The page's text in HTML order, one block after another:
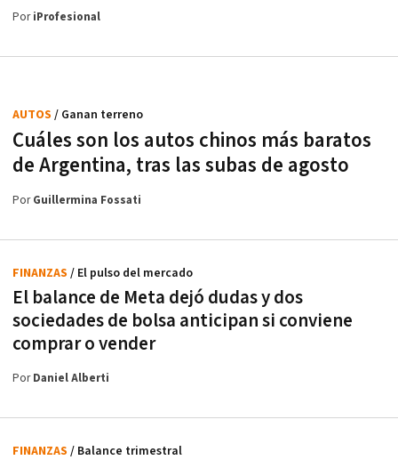
PoriProfesional
Cuáles son los autos chinos más baratos
de Argentina, tras las subas de agosto
AUTOS / Ganan terreno
PorGuillermina Fossati
El balance de Meta dejó dudas y dos
sociedades de bolsa anticipan si conviene
comprar o vender
FINANZAS / El pulso del mercado
PorDaniel Alberti
FINANZAS / Balance trimestral